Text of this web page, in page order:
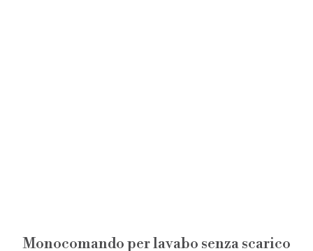
Monocomando per lavabo senza scarico